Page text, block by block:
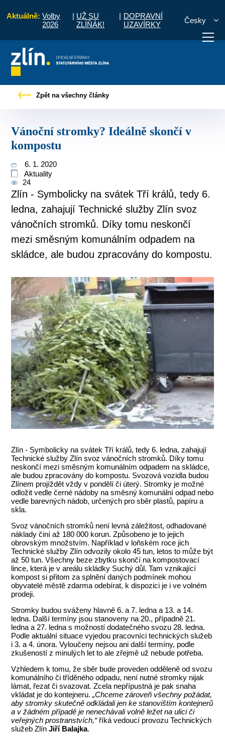
Aktuálně: Volby
2026
| UŽ SU
ZLÍŇÁK!
| DOPRAVNÍ
UZAVÍRKY
Česky
vyřídit Potřebuji zaplatit
Zpět na všechny články
Vánoční stromky? Ideálně skončí v
kompostu
6. 1. 2020
Aktuality
24
Zlín - Symbolicky na svátek Tří králů, tedy 6.
ledna, zahajují Technické služby Zlín svoz
vánočních stromků. Díky tomu neskončí
mezi směsným komunálním odpadem na
skládce, ale budou zpracovány do kompostu.
Zlín - Symbolicky na svátek Tří králů, tedy 6. ledna, zahajují
Technické služby Zlín svoz vánočních stromků. Díky tomu
neskončí mezi směsným komunálním odpadem na skládce,
ale budou zpracovány do kompostu. Svozová vozidla budou
Zlínem projíždět vždy v pondělí či úterý. Stromky je možné
odložit vedle černé nádoby na směsný komunální odpad nebo
vedle barevných nádob, určených pro sběr plastů, papíru a
skla.
Svoz vánočních stromků není levná záležitost, odhadované
náklady činí až 180 000 korun. Způsobeno je to jejich
obrovským množstvím. Například v loňském roce jich
Technické služby Zlín odvozily okolo 45 tun, letos to může být
až 50 tun. Všechny beze zbytku skončí na kompostovací
lince, která je v areálu skládky Suchý důl. Tam vznikající
kompost si přitom za splnění daných podmínek mohou
obyvatelé městě zdarma odebírat, k dispozici je i ve volném
prodeji.
Stromky budou sváženy hlavně 6. a 7. ledna a 13. a 14.
ledna. Další termíny jsou stanoveny na 20., případně 21.
ledna a 27. ledna s možností dodatečného svozu 28. ledna.
Podle aktuální situace vyjedou pracovníci technických služeb
i 3. a 4. února. Vyloučeny nejsou ani další termíny, podle
zkušeností z minulých let to ale zřejmě už nebude potřeba.
Vzhledem k tomu, že sběr bude proveden odděleně od svozu
komunálního či tříděného odpadu, není nutné stromky nijak
lámat, řezat či svazovat. Zcela nepřípustná je pak snaha
vkládat je do kontejneru.„Chceme zároveň všechny požádat,
aby stromky skutečně odkládali jen ke stanovištím kontejnerů
a v žádném případě je nenechávali volně ležet na ulici či
veřejných prostranstvích,“říká vedoucí provozu Technických
služeb ZlínJiří Balajka.